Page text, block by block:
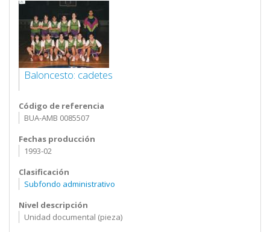
Baloncesto: cadetes
Código de referencia
BUA-AMB 0085507
Fechas producción
1993-02
Clasificación
Subfondo administrativo
Nivel descripción
Unidad documental (pieza)